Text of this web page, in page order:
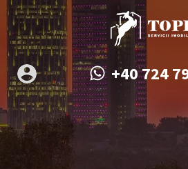
+40 724